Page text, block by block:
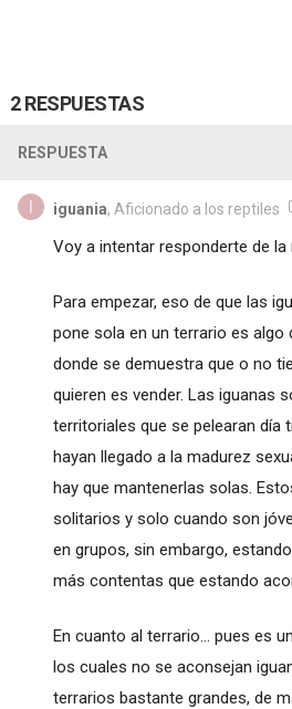
2 RESPUESTAS
RESPUESTA
iguania, Aficionado a los reptiles
Voy a intentar responderte de
Para empezar, eso de que las
pone sola en un terrario es algo
donde se demuestra que o no
quieren es vender. Las iguanas
territoriales que se pelearan día
hayan llegado a la madurez
hay que mantenerlas solas.
solitarios y solo cuando son
en grupos, sin embargo,
más contentas que estando
En cuanto al terrario... pues es
los cuales no se aconsejan
terrarios bastante grandes, de